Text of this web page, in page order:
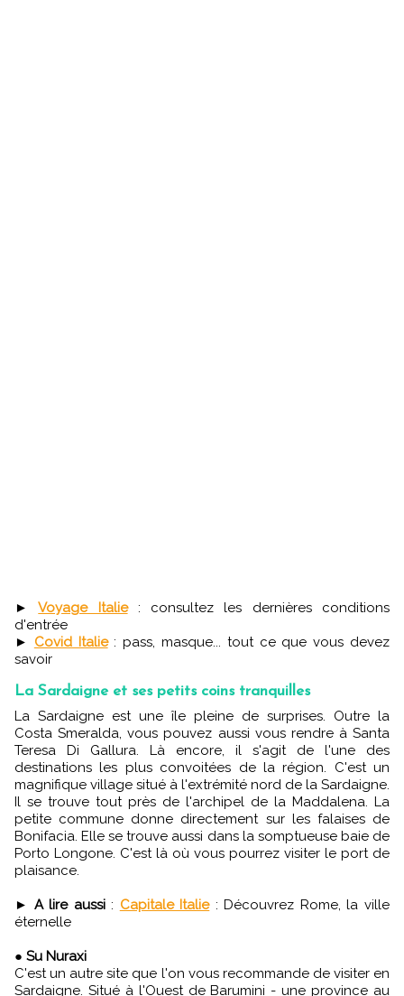
►Voyage Italie: consultez les dernières conditions
d'entrée
► Covid Italie: pass, masque... tout ce que vous devez
savoir
La Sardaigne et ses petits coins tranquilles
La Sardaigne est une île pleine de surprises. Outre la
Costa Smeralda, vous pouvez aussi vous rendre à Santa
Teresa Di Gallura. Là encore, il s'agit de l'une des
destinations les plus convoitées de la région. C'est un
magnifique village situé à l'extrémité nord de la Sardaigne.
Il se trouve tout près de l'archipel de la Maddalena. La
petite commune donne directement sur les falaises de
Bonifacia. Elle se trouve aussi dans la somptueuse baie de
Porto Longone. C'est là où vous pourrez visiter le port de
plaisance.
► A lire aussi: Capitale Italie: Découvrez Rome, la ville
éternelle
● Su Nuraxi
C'est un autre site que l'on vous recommande de visiter en
Sardaigne. Situé à l'Ouest de Barumini - une province au